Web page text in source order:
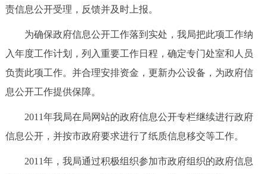
中介服务 阳光政务
12345网上接诉即办
参与调查 在线访谈 图说互动
走进北京
责信息公开受理，反馈并及时上报。
为确保政府信息公开工作落到实处，我局把此项工作纳
入年度工作计划，列入重要工作日程，确定专门处室和人员
负责此项工作。并合理安排资金，更新办公设备，为政府信
息公开工作提供保障。
2011年我局在局网站的政府信息公开专栏继续进行政府
信息公开，并按市政府要求进行了纸质信息移交等工作。
2011年，我局通过积极组织参加市政府组织的政府信息